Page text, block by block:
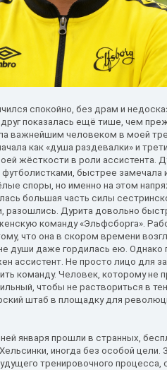
спокойно, без драм и
показалась ещё тише, чем
важнейшим человеком в моей
как «душа раздевалки» и
жёсткости в роли ассистента.
футболистками, быстрее
споры, но именно на этом
большая часть силы
разошлись. Дурита довольно
команду «Эльфсборга».
что она в скором времени
души даже гордилась ею.
ассистент. Не просто лицо для
команду. Человек, которому не
чтобы не раствориться в
штаб в площадку для
января прошли в странных,
иногда без особой цели.
тренировочного процесса,